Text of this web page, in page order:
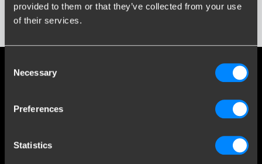
provided to them or that they’ve collected from your use
of their services.
Selection
Necessary
Preferences
Statistics
Pokaż wyniki
Bądź na bieżąco z naszymi najnowszymi osiągnięciami
Customer Service